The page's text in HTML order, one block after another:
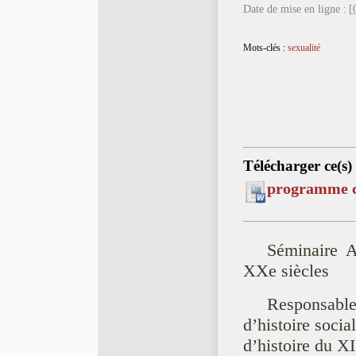
Date de mise en ligne :
Mots-clés : sexualité
Télécharger
programme
Séminaire
XXe siècles
d’histoire
d’histoire du